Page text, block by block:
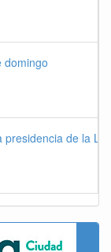
domingo
de la